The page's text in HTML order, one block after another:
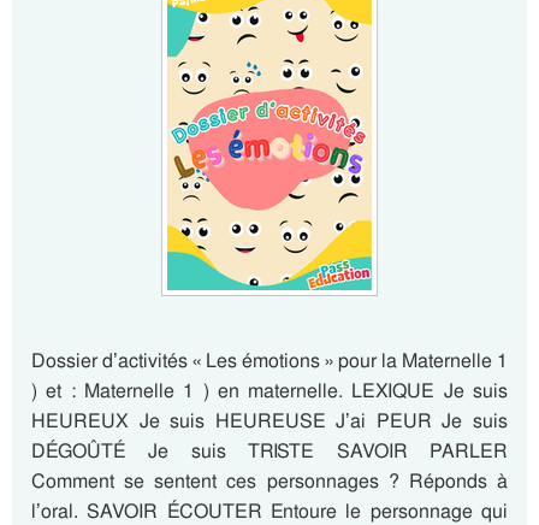
Dossier d’activités « Les émotions » pour la Maternelle 1
) et : Maternelle 1 ) en maternelle. LEXIQUE Je suis
HEUREUX Je suis HEUREUSE J’ai PEUR Je suis
DÉGOÛTÉ Je suis TRISTE SAVOIR PARLER
Comment se sentent ces personnages ? Réponds à
l’oral. SAVOIR ÉCOUTER Entoure le personnage qui